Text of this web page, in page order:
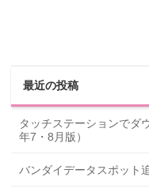
最近の投稿
タッチステーションでダ
年7・8月版）
バンダイデータスポット